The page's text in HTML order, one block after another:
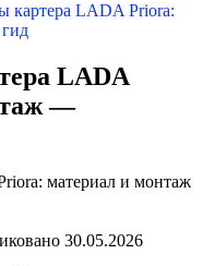
картера LADA Priora:
LADA
—
30.05.2026